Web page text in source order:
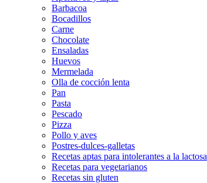
Barbacoa
Bocadillos
Carne
Chocolate
Ensaladas
Huevos
Mermelada
Olla de cocción lenta
Pan
Pasta
Pescado
Pizza
Pollo y aves
Postres-dulces-galletas
Recetas aptas para intolerantes a la lactosa
Recetas para vegetarianos
Recetas sin gluten